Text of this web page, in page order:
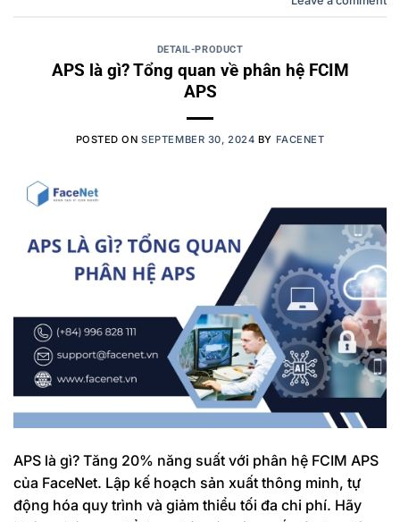
DETAIL-PRODUCT
APS là gì? Tổng quan về phân hệ FCIM
APS
POSTED ONSEPTEMBER 30, 2024 BY FACENET
APS là gì? Tăng 20% năng suất với phân hệ FCIM APS
của FaceNet. Lập kế hoạch sản xuất thông minh, tự
động hóa quy trình và giảm thiểu tối đa chi phí. Hãy